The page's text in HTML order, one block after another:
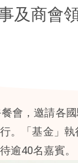
及商會
餐會，邀請各
。「基金」
逾40名嘉賓